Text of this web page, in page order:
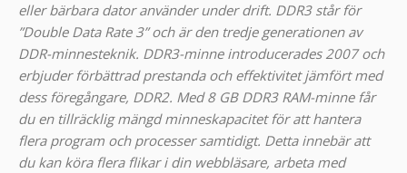
eller bärbara dator använder under drift. DDR3 står för
”Double Data Rate 3” och är den tredje generationen av
DDR-minnesteknik. DDR3-minne introducerades 2007 och
erbjuder förbättrad prestanda och effektivitet jämfört med
dess föregångare, DDR2. Med 8 GB DDR3 RAM-minne får
du en tillräcklig mängd minneskapacitet för att hantera
flera program och processer samtidigt. Detta innebär att
du kan köra flera flikar i din webbläsare, arbeta med